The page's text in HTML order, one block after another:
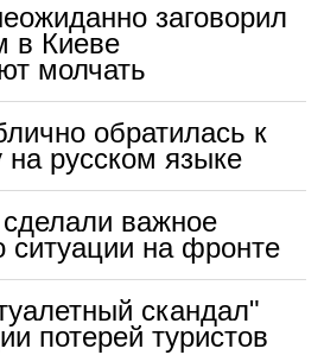
заговорил
в Киеве
молчать
обратилась к
на русском языке
важное
ситуации на фронте
скандал"
потерей туристов